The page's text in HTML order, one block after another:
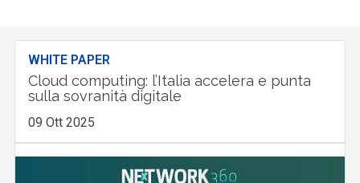
WHITE PAPER
Cloud computing: l’Italia accelera e punta
sulla sovranità digitale
09 Ott 2025